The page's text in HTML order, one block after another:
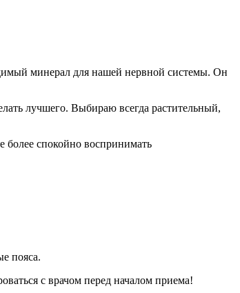
минерал для нашей нервной системы. Он
лучшего. Выбираю всегда растительный,
более спокойно воспринимать
пояса.
с врачом перед началом приема!